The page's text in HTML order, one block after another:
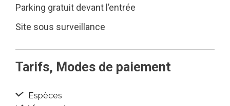
Parking gratuit devant l’entrée
Site sous surveillance
Tarifs, Modes de paiement
Espèces